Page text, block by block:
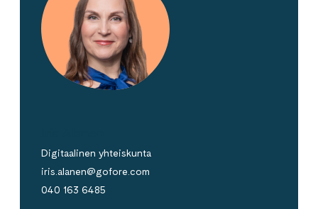
Digitaalinen yhteiskunta
iris.alanen@gofore.com
040 163 6485